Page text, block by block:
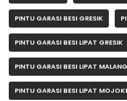
PINTU GARASI BESI GRESIK
PINTU GARASI BESI LIPAT GRESIK
PINTU GARASI BESI LIPAT MALANG
PINTU GARASI BESI LIPAT